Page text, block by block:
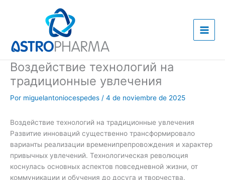
Воздействие технологий на
традиционные увлечения
Por miguelantoniocespedes / 4 de noviembre de 2025
Воздействие технологий на традиционные увлечения
Развитие инноваций существенно трансформировало
варианты реализации временипрепровождения и характер
привычных увлечений. Технологическая революция
коснулась основных аспектов повседневной жизни, от
коммуникации и обучения до досуга и творчества.